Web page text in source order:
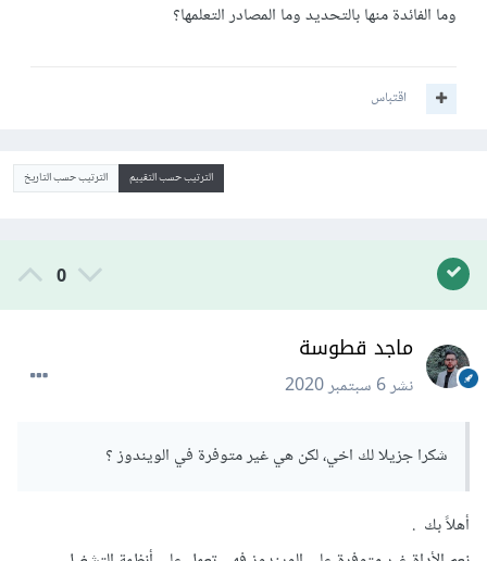
وما الفائدة منها بالتحديد وما المصادر التعلمها؟
اقتباس
الترتيب حسب التقييم الترتيب حسب التاريخ
0
ماجد قطوسة
نشر6 سبتمبر 2020
شكرا جزيلا لك اخي، لكن هي غير متوفرة في الويندوز ؟
أهلاً بك .